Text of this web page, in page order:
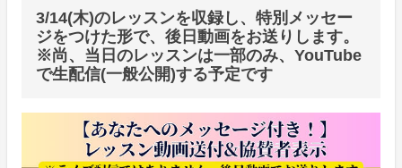
3/14(木)のレッスンを収録し、特別メッセー
ジをつけた形で、後日動画をお送りします。
※尚、当日のレッスンは一部のみ、YouTube
で生配信(一般公開)する予定です